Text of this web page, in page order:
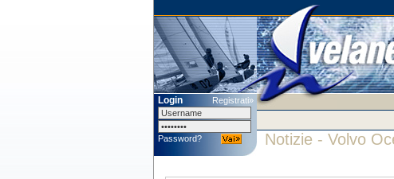
Login Registrati»
Password? Notizie - Volvo